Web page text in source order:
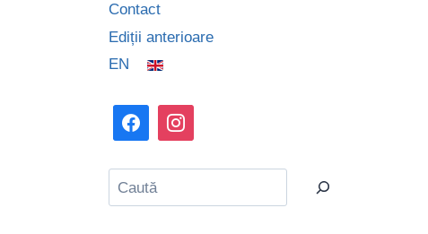
Contact
Ediții anterioare
EN
Caută